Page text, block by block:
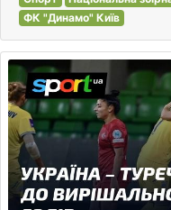
ФК "Динамо" Київ